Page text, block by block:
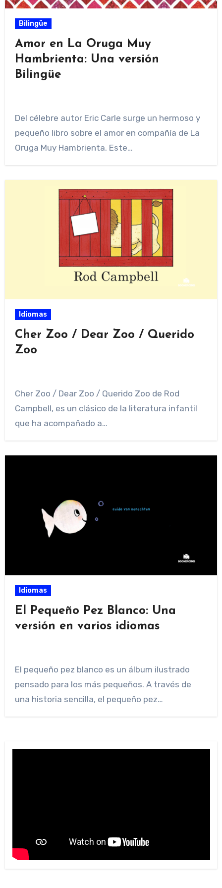
Bilingüe
Amor en La Oruga Muy
Hambrienta: Una versión
Bilingüe
Del célebre autor Eric Carle surge un hermoso y
pequeño libro sobre el amor en compañía de La
Oruga Muy Hambrienta. Este…
Idiomas
Cher Zoo / Dear Zoo / Querido
Zoo
Cher Zoo / Dear Zoo / Querido Zoo de Rod
Campbell, es un clásico de la literatura infantil
que ha acompañado a…
Idiomas
El Pequeño Pez Blanco: Una
versión en varios idiomas
El pequeño pez blanco es un álbum ilustrado
pensado para los más pequeños. A través de
una historia sencilla, el pequeño pez…